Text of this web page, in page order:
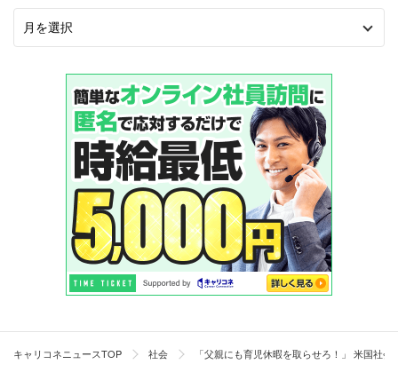
キャリコネニュースTOP 社会 「父親にも育児休暇を取らせろ！」 米国社